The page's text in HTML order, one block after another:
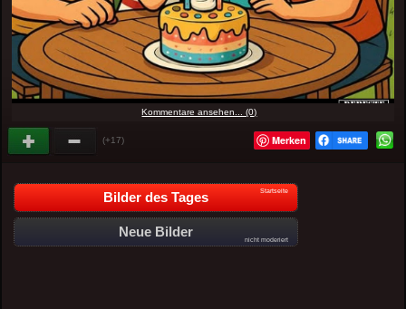
Kommentare ansehen... (0)
(+17) Merken
Bilder des Tages Startseite
Neue Bilder
nicht moderiert